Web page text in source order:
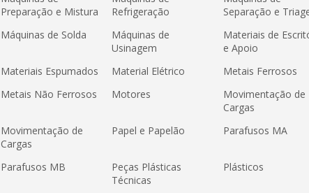
Preparação e Mistura
Refrigeração
Separação e
Máquinas de Solda
Máquinas de
Usinagem
Materiais de
e Apoio
Materiais Espumados
Material Elétrico
Metais Ferrosos
Metais Não Ferrosos
Motores
Movimentação de
Cargas
Movimentação de
Cargas
Papel e Papelão Parafusos MA
Parafusos MB
Peças Plásticas
Técnicas
Plásticos